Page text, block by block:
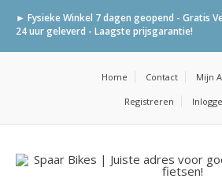
► Fysieke Winkel 7 dagen geopend - Gratis
24 uur geleverd - Laagste prijsgarantie!
Home Contact Mijn
Registreren